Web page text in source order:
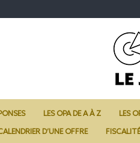
LES OPA DE A À Z LES
D’UNE OFFRE